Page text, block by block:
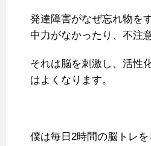
発達障害がなぜ忘れ物を
中力がなかったり、不注
それは脳を刺激し、活性
はよくなります。
僕は毎日2時間の脳トレ